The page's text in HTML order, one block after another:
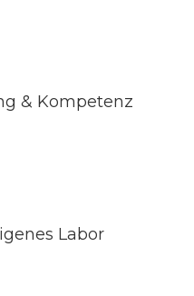
& Kompetenz
Labor